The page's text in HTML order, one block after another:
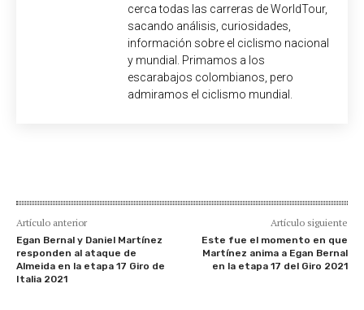
cerca todas las carreras de WorldTour,
sacando análisis, curiosidades,
información sobre el ciclismo nacional
y mundial. Primamos a los
escarabajos colombianos, pero
admiramos el ciclismo mundial.
Artículo anterior
Egan Bernal y Daniel Martínez
responden al ataque de
Almeida en la etapa 17 Giro de
Italia 2021
Artículo siguiente
Este fue el momento en que
Martínez anima a Egan Bernal
en la etapa 17 del Giro 2021